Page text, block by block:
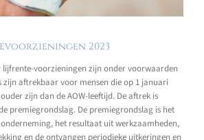
2023
lijfrente-voorzieningen zijn onder voorwaarden
zijn aftrekbaar voor mensen die op 1 januari
zijn dan de AOW-leeftijd. De aftrek is
premiegrondslag. De premiegrondslag is het
het resultaat uit werkzaamheden,
en de ontvangen periodieke uitkeringen en